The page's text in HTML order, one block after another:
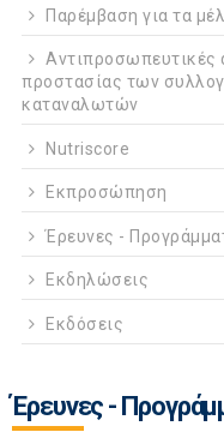
Παρέμβαση για τα
Αντιπροσωπευτικές
προστασίας των
καταναλωτών
Nutriscore
Εκπροσώπηση
Έρευνες -
Εκδηλώσεις
Εκδόσεις
Έρευνες -